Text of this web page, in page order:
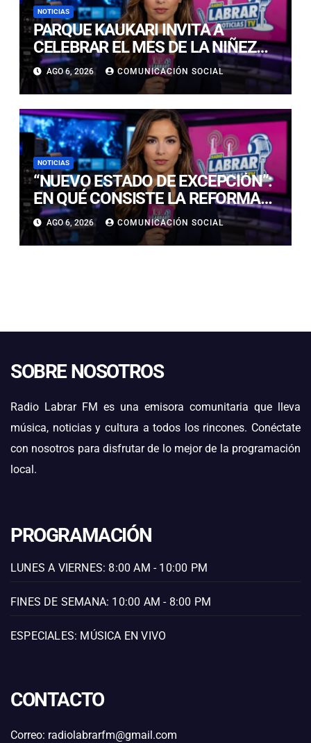
NOTICIAS
PARQUE KAUKARI INVITA A
CELEBRAR EL MES DE LA NIÑEZ
CON JORNADA RECREATIVA Y
CULTURAL
AGO 6, 2026 COMUNICACIÓN SOCIAL
NOTICIAS
“NUEVO ESTADO DE EXCEPCIÓN”:
EN QUÉ CONSISTE LA REFORMA
CONSTITUCIONAL PRESENTE EN
LAS MEDIDAS QUE ANUNCIÓ EL
GOBIERNO
AGO 6, 2026 COMUNICACIÓN SOCIAL
SOBRE NOSOTROS
Radio Labrar FM es una emisora comunitaria que lleva
música, noticias y cultura a todos los rincones. Conéctate
con nosotros para disfrutar de lo mejor de la programación
local.
PROGRAMACIÓN
LUNES A VIERNES: 8:00 AM - 10:00 PM
FINES DE SEMANA: 10:00 AM - 8:00 PM
ESPECIALES: MÚSICA EN VIVO
CONTACTO
Correo: radiolabrarfm@gmail.com